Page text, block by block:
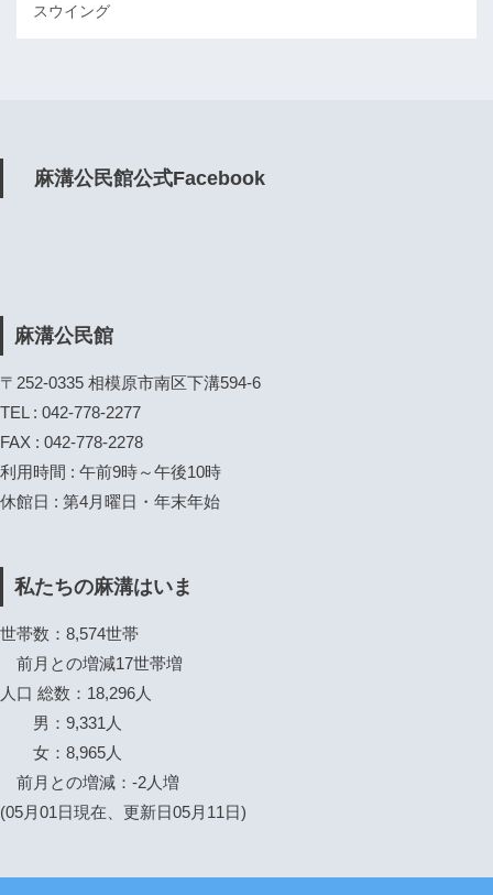
スウイング
麻溝公民館公式Facebook
麻溝公民館
〒252-0335 相模原市南区下溝594-6
TEL : 042-778-2277
FAX : 042-778-2278
利用時間 : 午前9時～午後10時
休館日 : 第4月曜日・年末年始
私たちの麻溝はいま
世帯数：8,574世帯
前月との増減17世帯増
人口 総数：18,296人
男：9,331人
女：8,965人
前月との増減：-2人増
(05月01日現在、更新日05月11日)